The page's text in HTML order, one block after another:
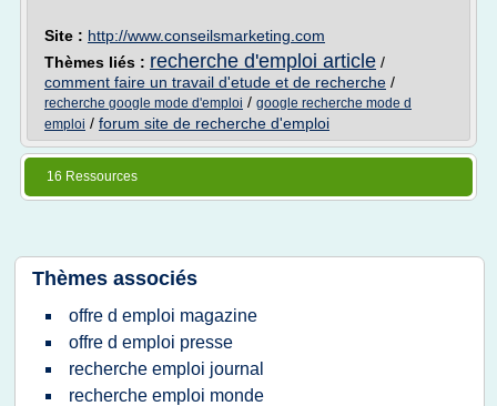
Site : http://www.conseilsmarketing.com
Thèmes liés : recherche d'emploi article /
comment faire un travail d'etude et de recherche /
recherche google mode d'emploi / google recherche mode d
emploi / forum site de recherche d'emploi
16 Ressources
Thèmes associés
offre d emploi magazine
offre d emploi presse
recherche emploi journal
recherche emploi monde